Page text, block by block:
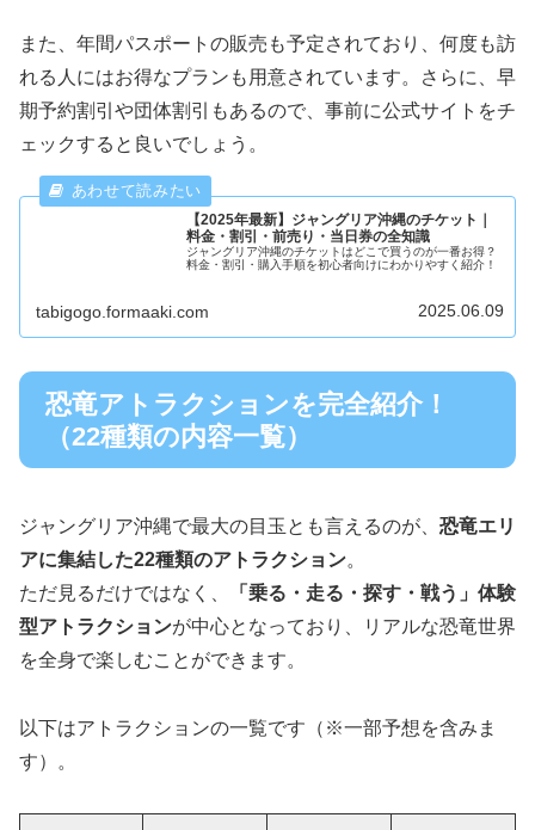
また、年間パスポートの販売も予定されており、何度も訪
れる人にはお得なプランも用意されています。さらに、早
期予約割引や団体割引もあるので、事前に公式サイトをチ
ェックすると良いでしょう。
【2025年最新】ジャングリア沖縄のチケット｜
料金・割引・前売り・当日券の全知識
ジャングリア沖縄のチケットはどこで買うのが一番お得？
料金・割引・購入手順を初心者向けにわかりやすく紹介！
tabigogo.formaaki.com 2025.06.09
恐竜アトラクションを完全紹介！
（22種類の内容一覧）
ジャングリア沖縄で最大の目玉とも言えるのが、 恐竜エリ
アに集結した22種類のアトラクション。
ただ見るだけではなく、
「乗る・走る・探す・戦う」体験
型アトラクションが中心となっており、リアルな恐竜世界
を全身で楽しむことができます。
以下はアトラクションの一覧です（※一部予想を含みま
す）。